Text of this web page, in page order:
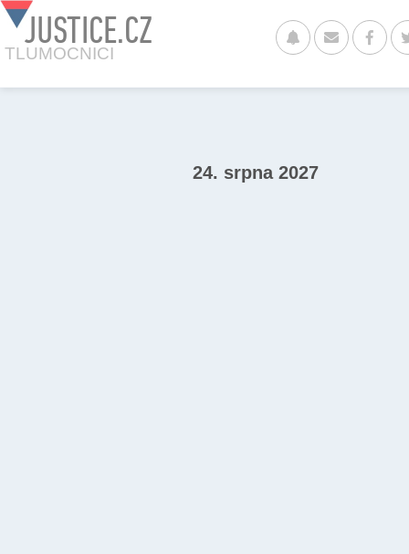
JUSTICE.CZ
TLUMOCNICI
24. srpna 2027